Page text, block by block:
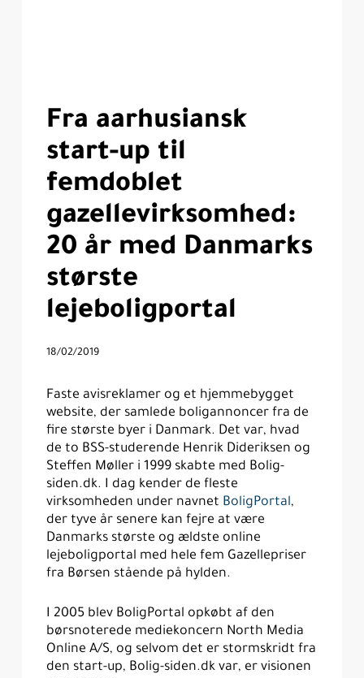
Fra aarhusiansk
start-up til
femdoblet
gazellevirksomhed:
20 år med Danmarks
største
lejeboligportal
18/02/2019
Faste avisreklamer og et hjemmebygget
website, der samlede boligannoncer fra de
fire største byer i Danmark. Det var, hvad
de to BSS-studerende Henrik Dideriksen og
Steffen Møller i 1999 skabte med Bolig-
siden.dk. I dag kender de fleste
virksomheden under navnet BoligPortal,
der tyve år senere kan fejre at være
Danmarks største og ældste online
lejeboligportal med hele fem Gazellepriser
fra Børsen stående på hylden.
I 2005 blev BoligPortal opkøbt af den
børsnoterede mediekoncern North Media
Online A/S, og selvom det er stormskridt fra
den start-up, Bolig-siden.dk var, er visionen